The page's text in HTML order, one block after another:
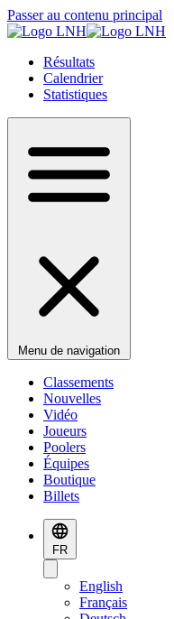
Passer au contenu principal
Résultats
Calendrier
Statistiques
Menu de navigation
Classements
Nouvelles
Vidéo
Joueurs
Poolers
Équipes
Boutique
Billets
FR
English
Français